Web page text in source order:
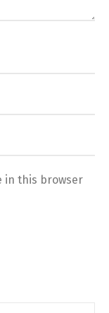
in this browser